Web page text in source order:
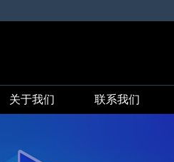
关于我们 联系我们